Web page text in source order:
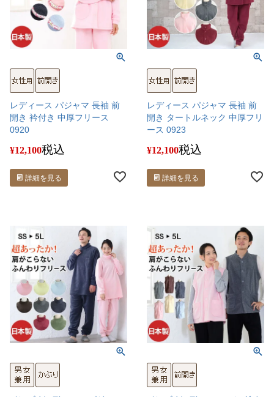
レディース パジャマ 長袖 前
開き 衿付き 中厚フリース
0920
¥12,100税込
詳細を見る
レディース パジャマ 長袖 前
開き タートルネック 中厚フリ
ース 0923
¥12,100税込
詳細を見る